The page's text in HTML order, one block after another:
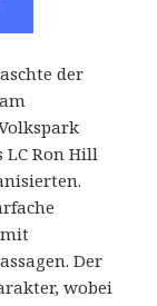
der
Ron Hill
mit
Der
wobei